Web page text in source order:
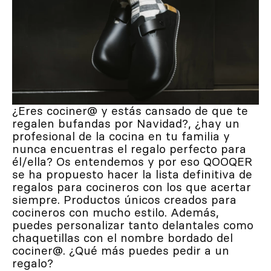
¿Eres cociner@ y estás cansado de que te
regalen bufandas por Navidad?, ¿hay un
profesional de la cocina en tu familia y
nunca encuentras el regalo perfecto para
él/ella? Os entendemos y por eso QOOQER
se ha propuesto hacer la lista definitiva de
regalos para cocineros con los que acertar
siempre. Productos únicos creados para
cocineros con mucho estilo. Además,
puedes personalizar tanto delantales como
chaquetillas con el nombre bordado del
cociner@. ¿Qué más puedes pedir a un
regalo?